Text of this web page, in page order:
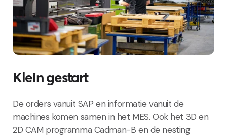
Klein gestart
De orders vanuit SAP en informatie vanuit de
machines komen samen in het MES. Ook het 3D en
2D CAM programma Cadman-B en de nesting